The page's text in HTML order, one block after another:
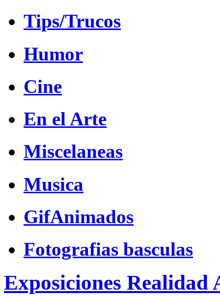
Tips/Trucos
Humor
Cine
En el Arte
Miscelaneas
Musica
GifAnimados
Fotografias basculas
Exposiciones Realidad